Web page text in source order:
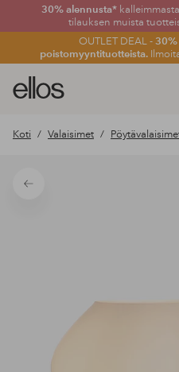
30% alennusta*
tilauksen muista
OUTLET DEAL -30%
poistomyyntituotteista.
Ellos-
logo
siirry
Koti Valaisimet
Takaisin